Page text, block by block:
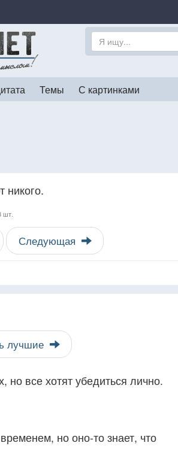
Темы С картинками
никого.
шт.
Следующая
лучшие
но все хотят убедиться лично.
но оно-то знает, что